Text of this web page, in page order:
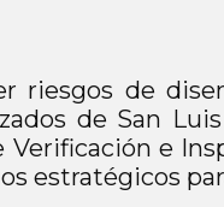
riesgos de
de San
e
estratégicos